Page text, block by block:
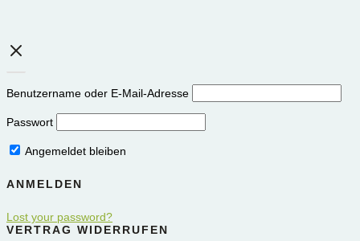
Benutzername oder E-Mail-Adresse
Passwort
Angemeldet bleiben
Lost your password?
VERTRAG WIDERRUFEN